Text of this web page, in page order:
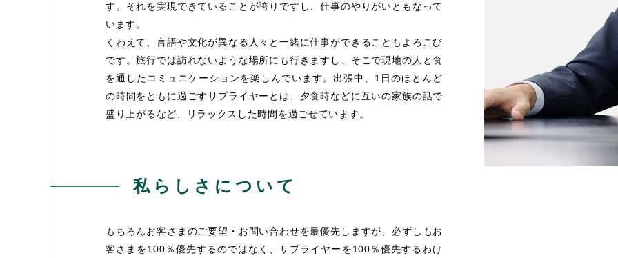
す。それを実現できていることが誇りですし、仕事のやりがいともなって
います。
くわえて、言語や文化が異なる人々と一緒に仕事ができることもよろこび
です。旅行では訪れないような場所にも行きますし、そこで現地の人と食
を通したコミュニケーションを楽しんでいます。出張中、1日のほとんど
の時間をともに過ごすサプライヤーとは、夕食時などに互いの家族の話で
盛り上がるなど、リラックスした時間を過ごせています。
私らしさについて
もちろんお客さまのご要望・お問い合わせを最優先しますが、必ずしもお
客さまを100％優先するのではなく、サプライヤーを100％優先するわけ